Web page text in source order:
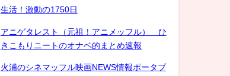
生活！激動の1750日
アニゲタレスト（元祖！アニメッフル） ひ
きこもりニートのオナベ的まとめ速報
火浦のシネマッフル映画NEWS情報ポータブ